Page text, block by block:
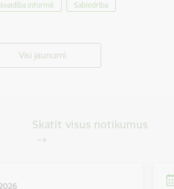
informē Sabiedrība
Visi jaunumi
Skatīt visus notikumus